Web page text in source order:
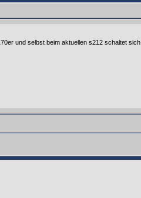
und selbst beim aktuellen s212 schaltet sich